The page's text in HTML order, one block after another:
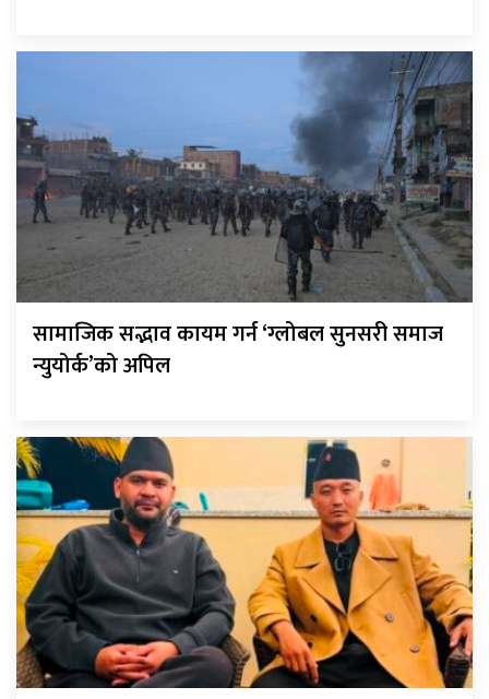
सामाजिक सद्भाव कायम गर्न ‘ग्लोबल सुनसरी समाज
न्युयोर्क’को अपिल